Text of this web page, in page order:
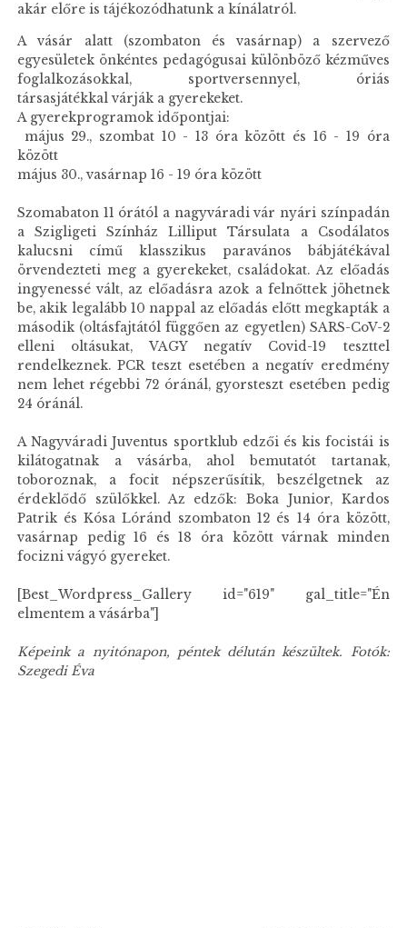
akár előre is tájékozódhatunk a kínálatról.
A vásár alatt (szombaton és vasárnap) a szervező
egyesületek önkéntes pedagógusai különböző kézműves
foglalkozásokkal, sportversennyel, óriás
társasjátékkal várják a gyerekeket.
A gyerekprogramok időpontjai:
május 29., szombat 10 - 13 óra között és 16 - 19 óra
között
május 30., vasárnap 16 - 19 óra között
Szomabaton 11 órától a nagyváradi vár nyári színpadán
a Szigligeti Színház Lilliput Társulata a Csodálatos
kalucsni című klasszikus paravános bábjátékával
örvendezteti meg a gyerekeket, családokat. Az előadás
ingyenessé vált, az előadásra azok a felnőttek jöhetnek
be, akik legalább 10 nappal az előadás előtt megkapták a
második (oltásfajtától függően az egyetlen) SARS-CoV-2
elleni oltásukat, VAGY negatív Covid-19 teszttel
rendelkeznek. PCR teszt esetében a negatív eredmény
nem lehet régebbi 72 óránál, gyorsteszt esetében pedig
24 óránál.
A Nagyváradi Juventus sportklub edzői és kis focistái is
kilátogatnak a vásárba, ahol bemutatót tartanak,
toboroznak, a focit népszerűsítik, beszélgetnek az
érdeklődő szülőkkel. Az edzők: Boka Junior, Kardos
Patrik és Kósa Lóránd szombaton 12 és 14 óra között,
vasárnap pedig 16 és 18 óra között várnak minden
focizni vágyó gyereket.
[Best_Wordpress_Gallery id="619" gal_title="Én
elmentem a vásárba"]
Képeink a nyitónapon, péntek délután készültek. Fotók:
Szegedi Éva